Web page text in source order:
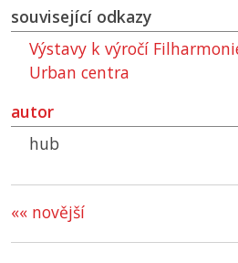
související odkazy
Výstavy k výročí
Urban centra
autor
hub
«« novější